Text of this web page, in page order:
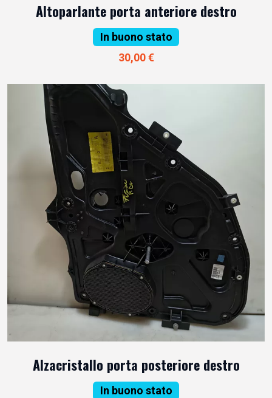
Altoparlante porta anteriore destro
In buono stato
30,00 €
Alzacristallo porta posteriore destro
In buono stato